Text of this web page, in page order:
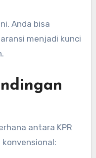
Anda bisa
menjadi kunci
antara KPR
konvensional: